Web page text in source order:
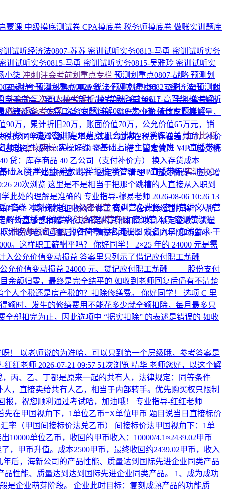
蒙课 中级摸底测试卷 CPA摸底卷 税务师摸底卷 做账实训题库
训试听经济法0807-苏苏 密训试听实务0813-马勇 密训试听实务
训试听实务0815-马勇 密训试听实务0815-吴雅玲 密训试听实
小柒 冲刺|注会考前划重点专栏 预测划重点0807-战略 预测划
财管预测划重点0826-税法预测划重点0827-经济法预测划
注会第三次万人模考解析模考解析会计0817-高晋华模考解析
税务师备考专区实务专题详解0810-焦小艳法律专题详解
中级VIP速通密训班退费·注册会计师VIP学练通关性价比·低
师班上岗实操实操好课零基础上岗主管会计班 VIP直播带练
础入门学出纳学做账学报税学管理VIP直播带练实训中心
3套卷 冲刺资料包中级密训营密训营免费场密训营讲义开营
解析直播免试要求注会密训营专区密训营入口密训营课程
取税务师报名专区报名简章报名流程图报名入口免试要求干
家对个人有多种优惠政策（个人无论出租、承租、销售、购
委员会，销售农产品书立的买卖合同免征）。专业指导-小
器设备，交易具备商业实质，资产公允价值均可可靠计量，
万，累计折旧20万，账面价值70万，公允价值65万元，销
税费同学这个题目是不是原题，通常在税费存在差异时，补价
资产成本=60+7.8-8.45-5=54.35 借：固定资产 54.35 应交税
贷：库存商品 40 乙公司（支付补价方） 换入存货成本
）7.8 资产处置损益 5 贷：固定资产清理 70 应交税费—应交增
20次浏览 这里是不是相当于把那个跳槽的人直接从入职到
此处的理解是准确的 专业指导-穆易老师 2026-08-06 10:26 13
同学！ 实行核定征收的个体工商户，在计算经营所得个人所
公益慈善捐赠等依法确定的其他扣除项目 核定征收方式已
如收到老师回复后仍有不清楚的地方，欢迎同学随时追问~
。这样职工薪酬平吗？ 你好同学！ 2×25 年的 24000 元是需
公允价值变动损益 答案里只列示了借记应付职工薪酬
允价值变动损益 24000 元、贷记应付职工薪酬 —— 股份支付
余额归零，最终是完全结平的 如收到老师回复后仍有不清楚
人个税还是房产税的？扣除修缮费。 你好同学！ 选项 C 里
额时，发生的修缮费用不能花多少就全额扣除，每月最多只
部扣完为止，因此选项中 “据实扣除” 的表述是错误的 如收
呀！ 以老师说的为准哈，可以只到第一个层级哦，参考答案是
红红老师 2026-07-21 09:57 51次浏览 精华 老师您好，以这个解
丙、乙、丁都是原来一起的共有人，法律规定：同等条件
，直接卖给共有人乙，相当于内部转手。优先购买权只限制
，祝您顺利通过考试哈，加油哦！
专业指导-红红老师
先在甲国视角下，1单位乙币=X单位甲币 题目说当日直接标价
率（甲国间接标价法兑乙币） 间接标价法甲国视角下：1单
单位乙币，收回的甲币收入：10000/4.1≈2439.02甲币
，甲币升值。成本2500甲币，最终收回约2439.02甲币，收入
后，海新公司的产品性能、质量达到国际先进企业同类产品
性能、质量达到达到国际先进企业同类产品。 1、成为成功
是企业萌芽阶段。 企业此时目标：复刻成熟产品的功能质